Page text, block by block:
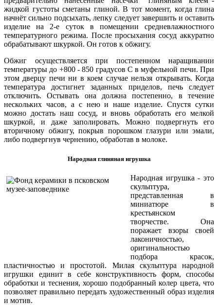
жидкой густоты сметаны глиной. В тот момент, когда глина
начнёт сильно подсыхать, лепку следует завершить и оставить
изделие на 2-е суток в помещении средневлажностного
температурного режима. После просыхания сосуд аккуратно
обрабатывают шкуркой. Он готов к обжигу.
Обжиг осуществляется при постепенном наращивании
температуры до +800 - 850 градусов С в муфельной печи. При
этом дверцу печи ни в коем случае нельзя открывать. Когда
температура достигнет заданных приделов, печь следует
отключить. Остывать она должна постепенно, в течение
нескольких часов, а с нею и наше изделие. Спустя сутки
можно достать наш сосуд, и вновь обработать его мелкой
шкуркой, и даже заполировать. Можно подвергнуть его
вторичному обжигу, покрыв порошком глазури или эмали,
либо подвергнув чернению, обработав в молоке.
Народная глиняная игрушка
Народная игрушка - это
скульптура,
представленная в
миниатюре в
крестьянском
творчестве. Она
поражает взоры своей
лаконичностью,
оригинальностью
подбора красок,
пластичностью и простотой. Милая скульптура народной
игрушки единит в себе конструктивность форм, способы
обработки и теснения, хорошо подобранный колер цвета, что
позволяет правильно передать художественный образ изделия
и мотив.